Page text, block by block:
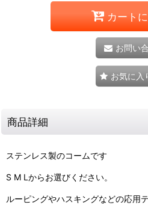
カート
お問い
お気に入
商品詳細
ステンレス製のコームです
S M Lからお選びください。
ルーピングやハスキングなどの応用